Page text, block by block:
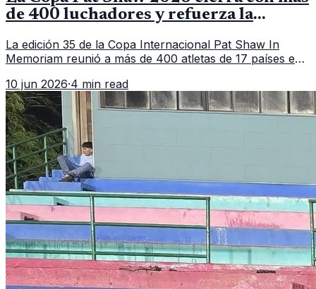
de 400 luchadores y refuerza la
La edición 35 de la Copa Internacional Pat Shaw In
Memoriam reunió a más de 400 atletas de 17 países en
delegación nacional, según el balance oficial de CDAG.
10 jun 2026·4 min read